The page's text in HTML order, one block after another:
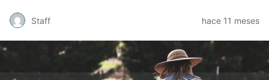
Staff hace 11 meses